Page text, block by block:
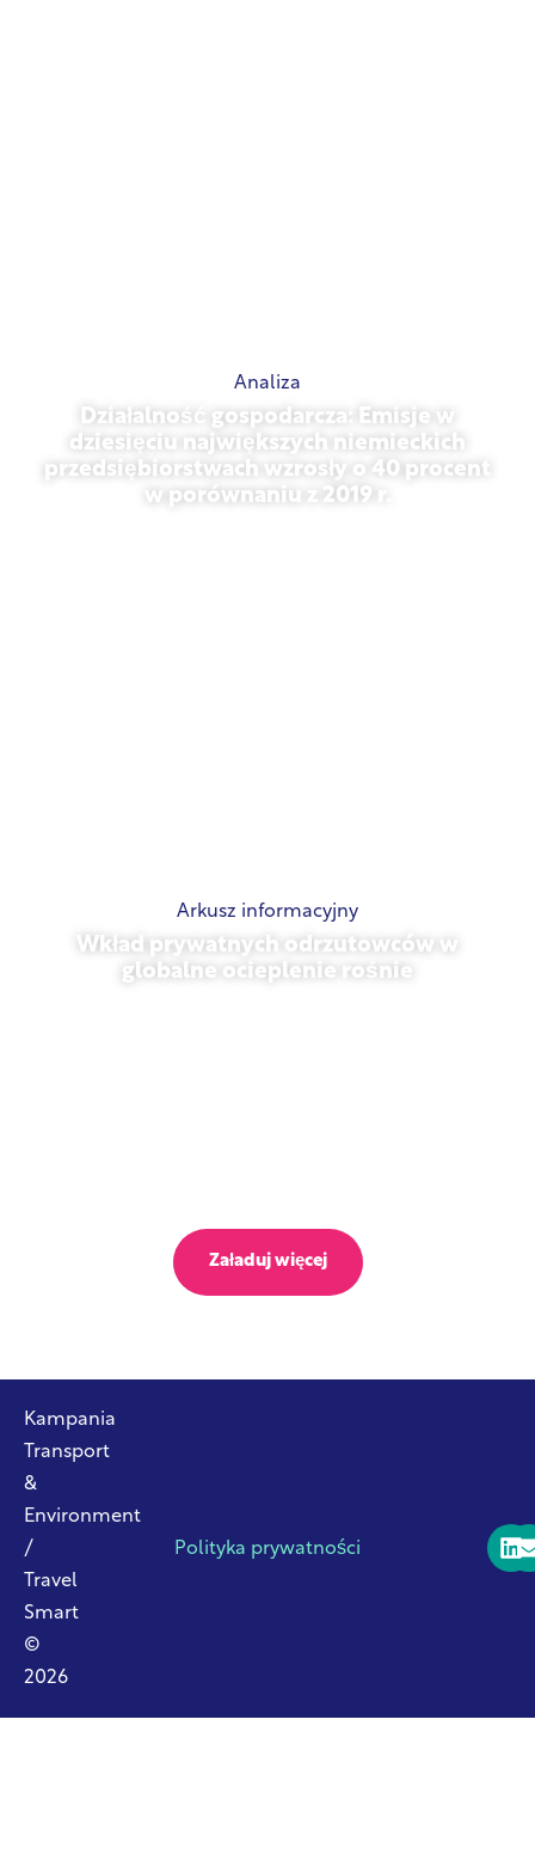
Analiza
Działalność gospodarcza: Emisje w
dziesięciu największych niemieckich
przedsiębiorstwach wzrosły o 40 procent
w porównaniu z 2019 r.
Arkusz informacyjny
Wkład prywatnych odrzutowców w
globalne ocieplenie rośnie
Załaduj więcej
Kampania
Transport
&
Environment
/
Travel
Smart
©
2026
Polityka prywatności